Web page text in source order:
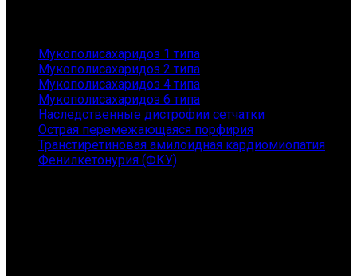
Мукополисахаридоз 1 типа
Мукополисахаридоз 2 типа
Мукополисахаридоз 4 типа
Мукополисахаридоз 6 типа
Наследственные дистрофии сетчатки
Острая перемежающаяся порфирия
Транстиретиновая амилоидная кардиомиопатия
Фенилкетонурия (ФКУ)